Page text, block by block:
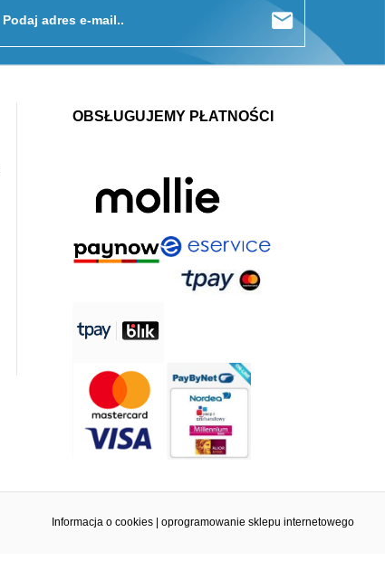
Podaj adres e-mail..
OBSŁUGUJEMY PŁATNOŚCI
Informacja o cookies| oprogramowanie sklepu internetowego